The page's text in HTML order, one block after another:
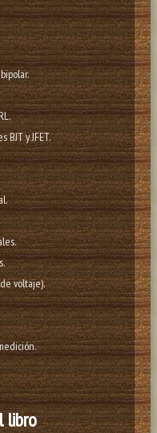
y JFET.
voltaje).
libro